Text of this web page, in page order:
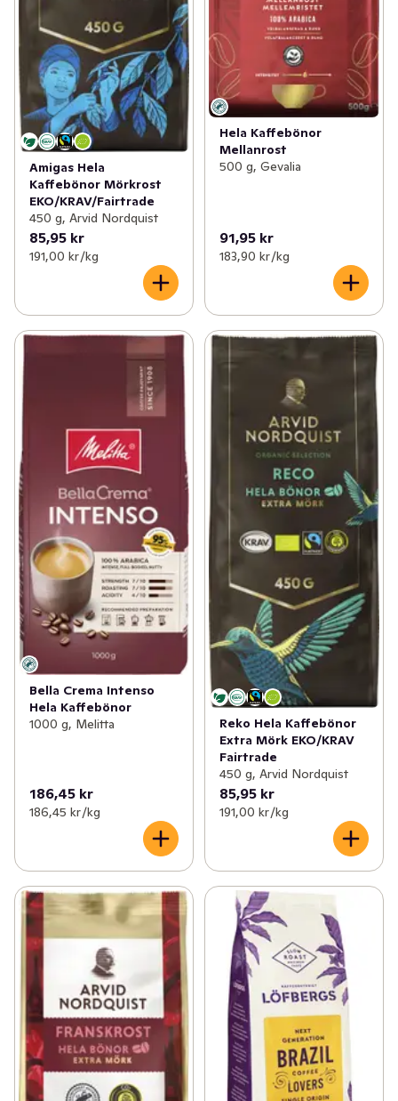
Amigas Hela
Kaffebönor Mörkrost
EKO/KRAV/Fairtrade
450 g, Arvid Nordquist
85,95 kr
191,00 kr /kg
Hela Kaffebönor
Mellanrost
500 g, Gevalia
91,95 kr
183,90 kr /kg
Bella Crema Intenso
Hela Kaffebönor
1000 g, Melitta
186,45 kr
186,45 kr /kg
Reko Hela Kaffebönor
Extra Mörk EKO/KRAV
Fairtrade
450 g, Arvid Nordquist
85,95 kr
191,00 kr /kg